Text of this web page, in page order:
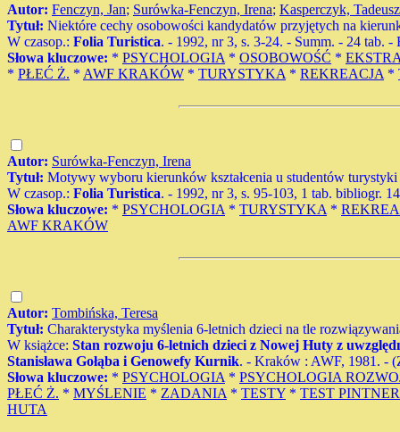
Autor: Fenczyn, Jan; Surówka-Fenczyn, Irena; Kasperczyk, Tadeusz
Tytuł: Niektóre cechy osobowości kandydatów przyjętych na
W czasop.: Folia Turistica. - 1992, nr 3, s. 3-24. - Summ. - 24 tab. -
Słowa kluczowe: * PSYCHOLOGIA * OSOBOWOŚĆ *
* PŁEĆ Ż. * AWF KRAKÓW * TURYSTYKA * REKREACJA *
Autor: Surówka-Fenczyn, Irena
Tytuł: Motywy wyboru kierunków kształcenia u studentów
W czasop.: Folia Turistica. - 1992, nr 3, s. 95-103, 1 tab. bibliogr.
Słowa kluczowe: * PSYCHOLOGIA * TURYSTYKA *
AWF KRAKÓW
Autor: Tombińska, Teresa
Tytuł: Charakterystyka myślenia 6-letnich dzieci na tle
W książce: Stan rozwoju 6-letnich dzieci z Nowej Huty z
Stanisława Gołąba i Genowefy Kurnik. - Kraków : AWF, 1981. -
Słowa kluczowe: * PSYCHOLOGIA * PSYCHOLOGIA
PŁEĆ Ż. * MYŚLENIE * ZADANIA * TESTY * TEST
HUTA